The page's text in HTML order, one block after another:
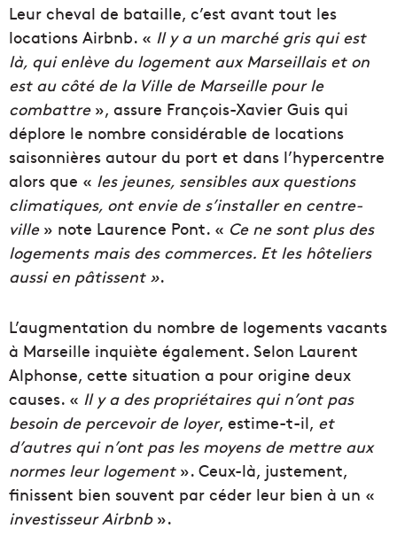
Leur cheval de bataille, c’est avant tout les
locations Airbnb. « Il y a un marché gris qui est
là, qui enlève du logement aux Marseillais et on
est au côté de la Ville de Marseille pour le
combattre», assure François-Xavier Guis qui
déplore le nombre considérable de locations
saisonnières autour du port et dans l’hypercentre
alors que « les jeunes, sensibles aux questions
climatiques, ont envie de s’installer en centre-
ville» note Laurence Pont. « Ce ne sont plus des
logements mais des commerces. Et les hôteliers
aussi en pâtissent ».
L’augmentation du nombre de logements vacants
à Marseille inquiète également. Selon Laurent
Alphonse, cette situation a pour origine deux
causes. « Il y a des propriétaires qui n’ont pas
besoin de percevoir de loyer, estime-t-il, et
d’autres qui n’ont pas les moyens de mettre aux
normes leur logement». Ceux-là, justement,
finissent bien souvent par céder leur bien à un «
investisseur Airbnb».